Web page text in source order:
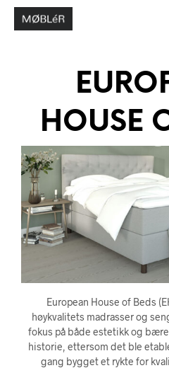
HOUSE
European House of Beds
høykvalitets madrasser og
fokus på både estetikk og
historie, ettersom det ble
gang bygget et rykte for